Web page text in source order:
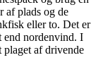
af plads og de
eller to. Det er
end nordenvind. I
plaget af drivende